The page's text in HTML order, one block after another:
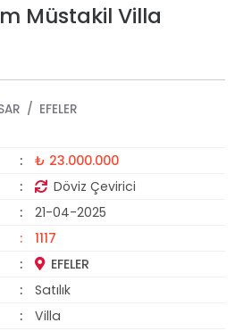
Müstakil Villa
EFELER
₺ 23.000.000
Döviz Çevirici
21-04-2025
1117
EFELER
Satılık
Villa